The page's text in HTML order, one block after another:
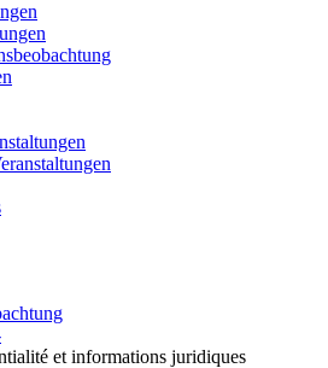
et informations juridiques